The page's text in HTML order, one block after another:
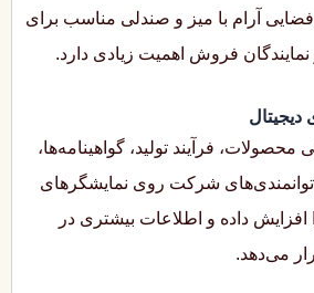
فضایی آرام با میز و صندلی مناسب برای
فروش اهمیت زیادی دارد.
دیجیتال
فرآیند تولید، گواهینامه‌ها،
شرکت روی نمایشگرهای
داده و اطلاعات بیشتری در
می‌دهد.